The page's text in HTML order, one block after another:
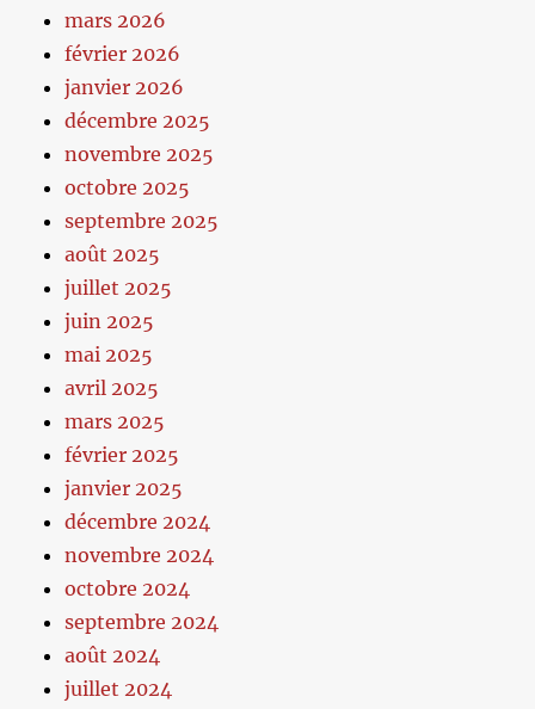
mars 2026
février 2026
janvier 2026
décembre 2025
novembre 2025
octobre 2025
septembre 2025
août 2025
juillet 2025
juin 2025
mai 2025
avril 2025
mars 2025
février 2025
janvier 2025
décembre 2024
novembre 2024
octobre 2024
septembre 2024
août 2024
juillet 2024